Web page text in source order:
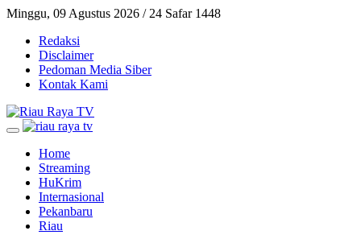
Minggu, 09 Agustus 2026 / 24 Safar 1448
Redaksi
Disclaimer
Pedoman Media Siber
Kontak Kami
Home
Streaming
HuKrim
Internasional
Pekanbaru
Riau